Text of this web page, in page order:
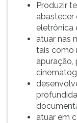
Produzir
abastecer
eletrônica
atuar nas
tais como
apuração,
atuar em